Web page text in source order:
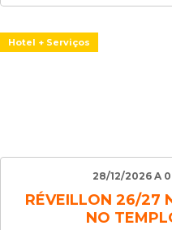
Hotel + Serviços
28/12/2026 A
RÉVEILLON 26/27
NO